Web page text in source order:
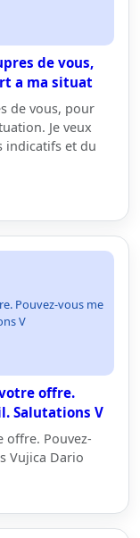
de vous,
a ma situat
de vous, pour
Je veux
indicatifs et du
Pouvez-vous me
V
offre.
Salutations V
offre. Pouvez-
Vujica Dario